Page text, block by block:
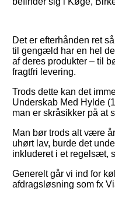
Det er efterhånden ret
til gengæld har en hel
af deres produkter – til
fragtfri levering.
Trods dette kan det
Underskab Med Hylde
man er skråsikker på at
Man bør trods alt være
uhørt lav, burde det
inkluderet i et regelsæt,
Generelt går vi ind for
afdragsløsning som fx